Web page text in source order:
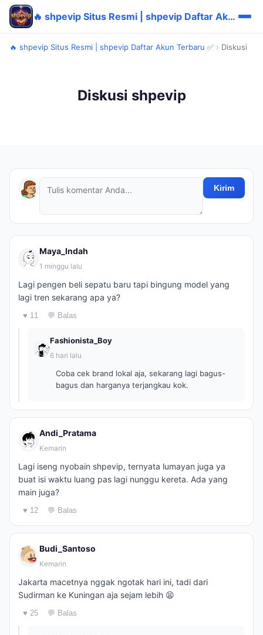
🔥 shpevip Situs Resmi | shpevip Daftar Akun Terbaru ✅
🔥 shpevip Situs Resmi | shpevip Daftar Akun Terbaru ✅ › Diskusi
Diskusi shpevip
Kirim
Maya_Indah
1 minggu lalu
Lagi pengen beli sepatu baru tapi bingung model yang
lagi tren sekarang apa ya?
♥ 11 💬 Balas
Fashionista_Boy
6 hari lalu
Coba cek brand lokal aja, sekarang lagi bagus-
bagus dan harganya terjangkau kok.
Andi_Pratama
Kemarin
Lagi iseng nyobain shpevip, ternyata lumayan juga ya
buat isi waktu luang pas lagi nunggu kereta. Ada yang
main juga?
♥ 12 💬 Balas
Budi_Santoso
Kemarin
Jakarta macetnya nggak ngotak hari ini, tadi dari
Sudirman ke Kuningan aja sejam lebih 😫
♥ 25 💬 Balas